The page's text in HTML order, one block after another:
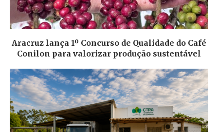
Aracruz lança 1º Concurso de Qualidade do Café
Conilon para valorizar produção sustentável